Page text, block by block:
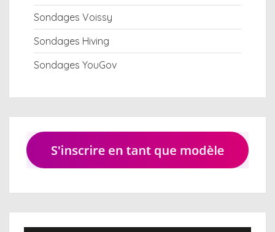
Sondages Voissy
Sondages Hiving
Sondages YouGov